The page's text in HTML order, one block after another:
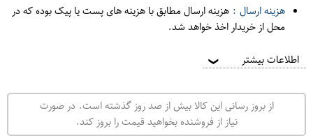
هزینه ارسال : هزینه ارسال مطابق با هزینه های پست یا پیک بوده که در
محل از خریدار اخذ خواهد شد.
اطلاعات بیشتر ❯
از بروز رسانی این کالا بیش از صد روز گذشته است. در صورت
نیاز از فروشنده بخواهید قیمت را بروز کند.